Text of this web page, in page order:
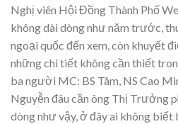
Nghị viên Hội Đồng Thành Phố
không dài dòng như năm trước,
ngoại quốc đến xem, còn khuyết
những chi tiết không cần thiết
ba người MC: BS Tâm, NS Cao
Nguyễn đâu cần ông Thị Trưởng
dòng như vậy, ở đây ai không biết